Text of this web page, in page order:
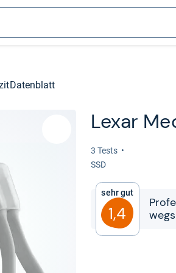
Datenblatt
Lexar
3 Tests
SSD
Sehr gut
1,4
wegs